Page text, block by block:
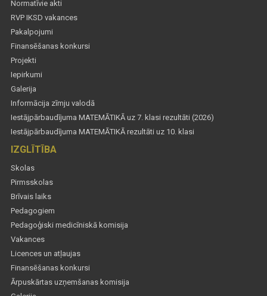
Normatīvie akti
RVP IKSD vakances
Pakalpojumi
Finansēšanas konkursi
Projekti
Iepirkumi
Galerija
Informācija zīmju valodā
Iestājpārbaudījuma MATEMĀTIKĀ uz 7. klasi rezultāti (2026)
Iestājpārbaudījuma MATEMĀTIKĀ rezultāti uz 10. klasi
IZGLĪTĪBA
Skolas
Pirmsskolas
Brīvais laiks
Pedagogiem
Pedagoģiski medicīniskā komisija
Vakances
Licences un atļaujas
Finansēšanas konkursi
Ārpuskārtas uzņemšanas komisija